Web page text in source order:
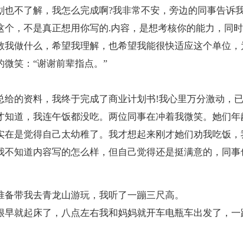
也不了解，我怎么完成啊?我非常不安，旁边的同事告诉
个，不是真正想用你写的.内容，是想考核你的能力，同
我做什么，希望我理解，也希望我能很快适应这个单位
笑：“谢谢前辈指点。”
给的资料，我终于完成了商业计划书!我心里万分激动，
知道，我连午饭都没吃。两位同事在冲着我微笑。她们
在是觉得自己太幼稚了。我才想起来刚才她们劝我吃饭
知道内容写的怎么样，但自己觉得还是挺满意的，同事
备带我去青龙山游玩，我听了一蹦三尺高。
早就起床了，八点左右我和妈妈就开车电瓶车出发了，